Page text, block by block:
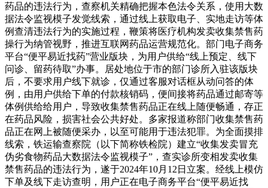
药品的违法行为，查察机关精确把握本色法令关系，使用大数
据法令监视模子发觉线索，通过线上获取电子、实地走访等体
例查清违法行为的实施过程，鞭策将医疗机构发卖收集禁售药
操行为纳管视野，推进互联网药品运营规范化。部门电子商务
平台“便平易近找药”营业版块，为用户供给“线上预定、线下
问诊、留药待取”办事。居处地位于市的部门诊所入驻该版块
后，不要求用户线下就诊，仅通过客服对话框从动问答的体
例，由用户供给下单的付款核销码，便间接将药品通过邮寄等
体例供给给用户，导致收集禁售药品正在线上随便畅通，存正
在药品风险，损害社会公共好处。多家报道称部门收集禁售药
品正在网上被随便采办，以至可能用于违法犯罪。为全面摸排
线索，铁运输查察院（以下简称铁检院）建立“收集发卖冒充
伪劣食物药品大数据法令监视模子”，查实诊所变相发卖收集
禁售药品的违法行为，遂于2024年10月12日立案。经线上模仿
下单及线下走访查明，用户正在电子商务平台“便平易近找